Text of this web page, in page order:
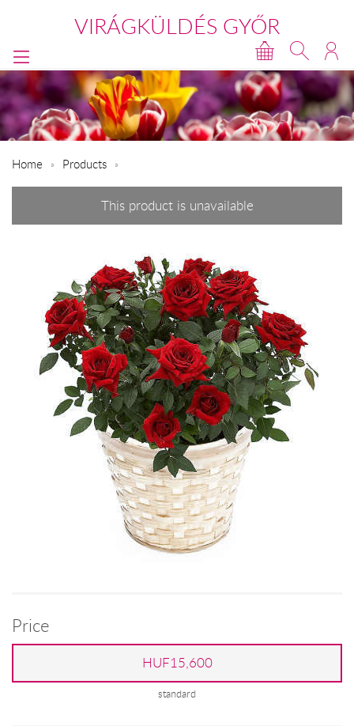
VIRÁGKÜLDÉS GYŐR
Home Products
This product is unavailable
Price
HUF15,600
standard